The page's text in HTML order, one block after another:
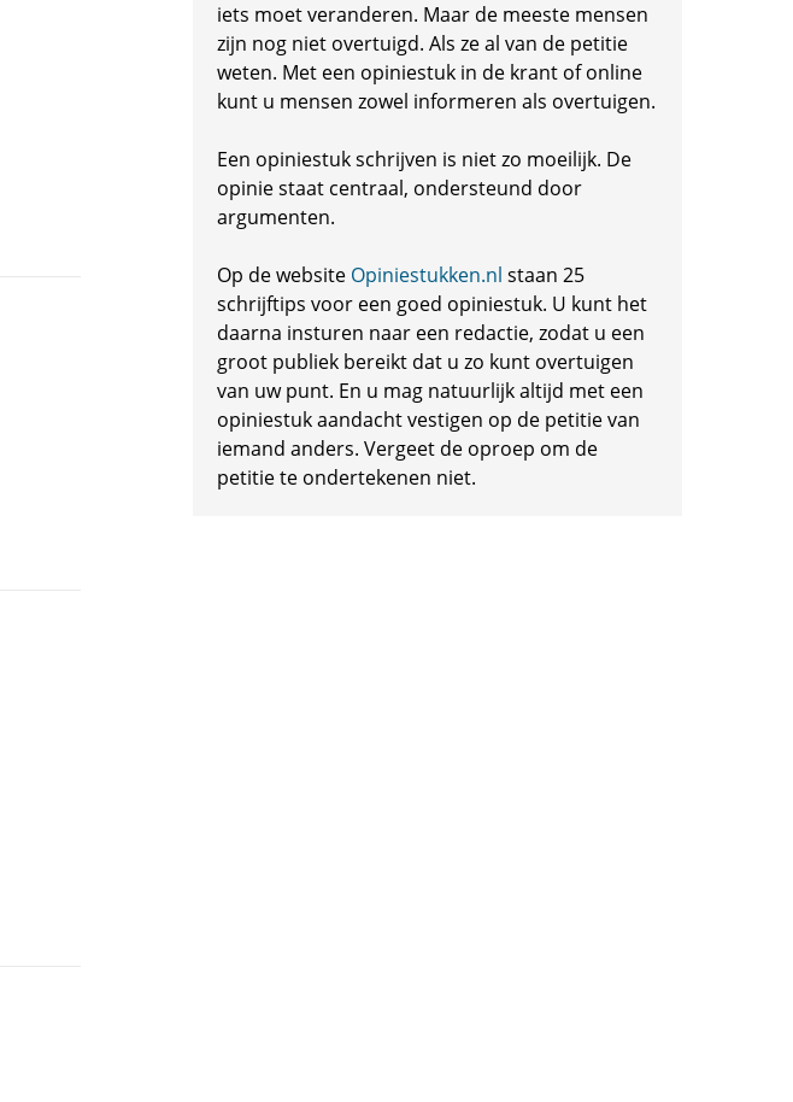
iets moet veranderen. Maar de meeste mensen
zijn nog niet overtuigd. Als ze al van de petitie
weten. Met een opiniestuk in de krant of online
kunt u mensen zowel informeren als overtuigen.
Een opiniestuk schrijven is niet zo moeilijk. De
opinie staat centraal, ondersteund door
argumenten.
Op de website Opiniestukken.nl staan 25
schrijftips voor een goed opiniestuk. U kunt het
daarna insturen naar een redactie, zodat u een
groot publiek bereikt dat u zo kunt overtuigen
van uw punt. En u mag natuurlijk altijd met een
opiniestuk aandacht vestigen op de petitie van
iemand anders. Vergeet de oproep om de
petitie te ondertekenen niet.